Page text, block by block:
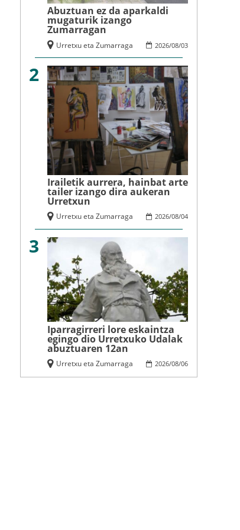
Abuztuan ez da aparkaldi
mugaturik izango
Zumarragan
2026/08/03
Urretxu eta Zumarraga
2
Irailetik aurrera, hainbat arte
tailer izango dira aukeran
Urretxun
2026/08/04
Urretxu eta Zumarraga
3
Iparragirreri lore eskaintza
egingo dio Urretxuko Udalak
abuztuaren 12an
2026/08/06
Urretxu eta Zumarraga